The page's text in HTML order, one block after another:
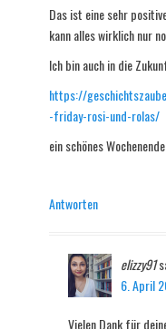
Das ist eine sehr
kann alles wirklich nur
Ich bin auch in die
https://
-friday-rosi-und-rolas/
ein schönes Wochenende.
Antworten
elizzy91
6. April
Vielen Dank für